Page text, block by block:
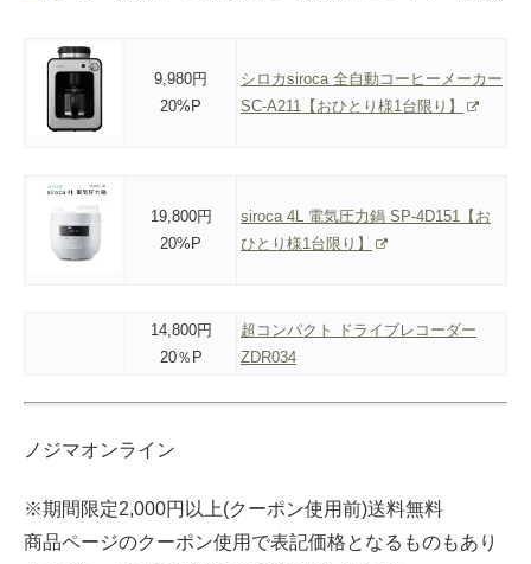
9,980円
20%P
シロカsiroca 全自動コーヒーメーカー
SC-A211【おひとり様1台限り】
19,800円
20%P
siroca 4L 電気圧力鍋 SP-4D151【お
ひとり様1台限り】
14,800円
20％P
超コンパクト ドライブレコーダー
ZDR034
ノジマオンライン
※期間限定2,000円以上(クーポン使用前)送料無料
商品ページのクーポン使用で表記価格となるものもあり